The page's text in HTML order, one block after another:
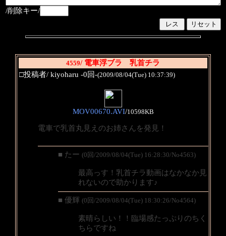
/削除キー/
4559/ 電車浮ブラ 乳首チラ
□投稿者/ kiyoharu -0回-(2009/08/04(Tue) 10:37:39)
MOV00670.AVI/10598KB
電車で乳首丸見えのお姉さんを発見！
■ たー (0回/2009/08/04(Tue) 16:28:30/No4563)
最高っす！乳首チラ動画はなかなか見
れないので助かります♪
■ 優輝 (0回/2009/08/04(Tue) 18:30:26/No4564)
素晴らしい！！臨場感たっぷりのちく
ちらですね